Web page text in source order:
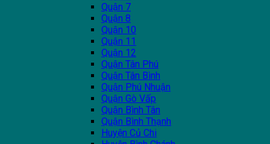
Quận 7
Quận 8
Quận 10
Quận 11
Quận 12
Quận Tân Phú
Quận Tân Bình
Quận Phú Nhuận
Quận Gò Vấp
Quận Bình Tân
Quận Bình Thạnh
Huyện Củ Chi